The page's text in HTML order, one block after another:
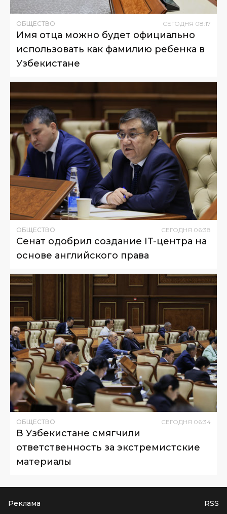
ОБЩЕСТВО СЕГОДНЯ 08:17
Имя отца можно будет официально
использовать как фамилию ребенка в
Узбекистане
ОБЩЕСТВО СЕГОДНЯ 06:38
Сенат одобрил создание IT-центра на
основе английского права
ОБЩЕСТВО СЕГОДНЯ 06:34
В Узбекистане смягчили
ответственность за экстремистские
материалы
Реклама RSS